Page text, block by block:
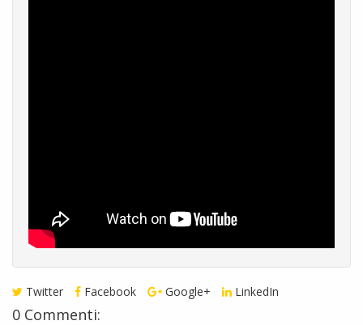
Twitter Facebook Google+ LinkedIn
0 Commenti: